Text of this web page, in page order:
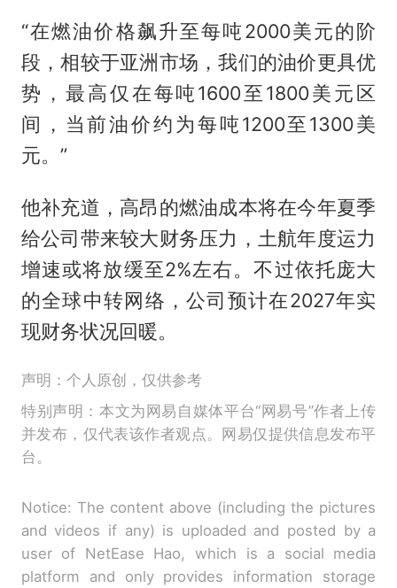
“在燃油价格飙升至每吨2000美元的阶
段，相较于亚洲市场，我们的油价更具优
势，最高仅在每吨1600至1800美元区
间，当前油价约为每吨1200至1300美
元。”
他补充道，高昂的燃油成本将在今年夏季
给公司带来较大财务压力，土航年度运力
增速或将放缓至2%左右。不过依托庞大
的全球中转网络，公司预计在2027年实
现财务状况回暖。
声明：个人原创，仅供参考
特别声明：本文为网易自媒体平台“网易号”作者上传
并发布，仅代表该作者观点。网易仅提供信息发布平
台。
Notice: The content above (including the pictures
and videos if any) is uploaded and posted by a
user of NetEase Hao, which is a social media
platform and only provides information storage